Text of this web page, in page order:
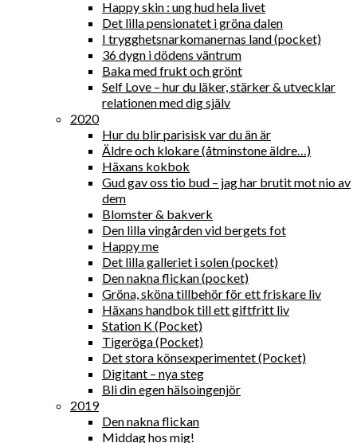
Happy skin : ung hud hela livet
Det lilla pensionatet i gröna dalen
I trygghetsnarkomanernas land (pocket)
36 dygn i dödens väntrum
Baka med frukt och grönt
Self Love – hur du läker, stärker & utvecklar
relationen med dig själv
2020
Hur du blir parisisk var du än är
Äldre och klokare (åtminstone äldre…)
Häxans kokbok
Gud gav oss tio bud – jag har brutit mot nio av
dem
Blomster & bakverk
Den lilla vingården vid bergets fot
Happy me
Det lilla galleriet i solen (pocket)
Den nakna flickan (pocket)
Gröna, sköna tillbehör för ett friskare liv
Häxans handbok till ett giftfritt liv
Station K (Pocket)
Tigeröga (Pocket)
Det stora könsexperimentet (Pocket)
Digitant – nya steg
Bli din egen hälsoingenjör
2019
Den nakna flickan
Middag hos mig!